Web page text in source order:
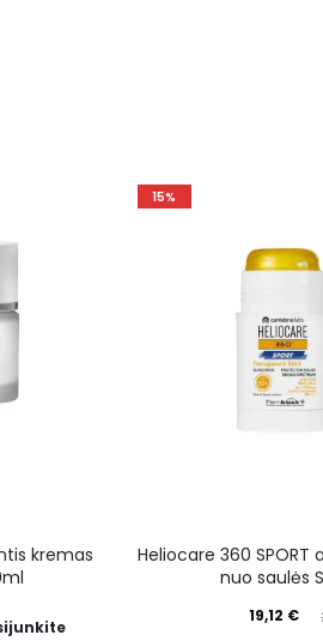
kremas
15%
Heliocare 360 SPORT
nuo saulės
19,12 €